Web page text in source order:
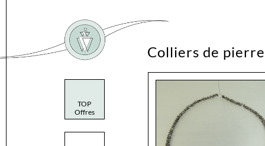
TOP
Offres
Colliers de